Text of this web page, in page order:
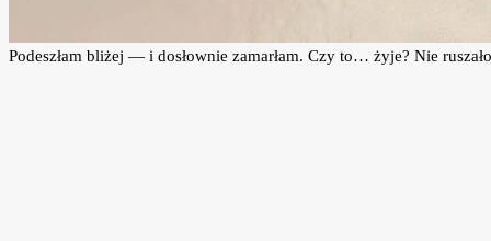
Podeszłam bliżej — i dosłownie zamarłam. Czy to… żyje? Nie